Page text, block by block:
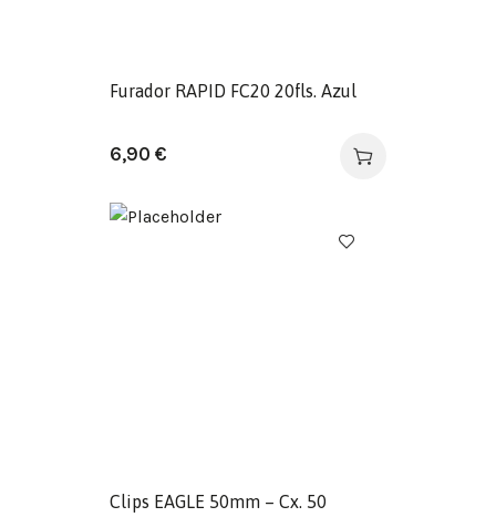
Furador RAPID FC20 20fls. Azul
6,90 €
Clips EAGLE 50mm – Cx. 50